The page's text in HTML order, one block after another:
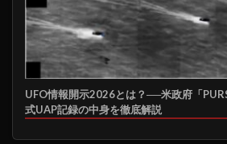
UFO情報開示2026とは？──米政府「
式UAP記録の中身を徹底解説